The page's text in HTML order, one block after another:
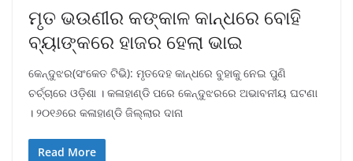
ମୃତ ଭଉଣୀର କଙ୍କାଳ କାନ୍ଧରେ ବୋହି
ବ୍ୟାଙ୍କରେ ହାଜର ହେଲା ଭାଇ
କେନ୍ଦୁଝର(ସଂକେତ ଟିଭି): ମୃତଦେହ କାନ୍ଧରେ ବୁହାକୁ ନେଇ ପୁଣି
ଚର୍ଚ୍ଚାରେ ଓଡ଼ିଶା । କଳାହାଣ୍ଡି ପରେ କେନ୍ଦୁଝରରେ ଅଭାବନୀୟ ଘଟଣା
। ୨୦୧୬ରେ କଳାହାଣ୍ଡି ଜିଲ୍ଲାର ଦାନା
Read More